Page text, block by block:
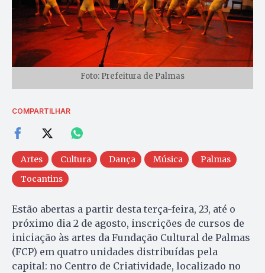
Foto: Prefeitura de Palmas
COMPARTILHAR
Artes Cultura Dança Música
Palmas
Tocantins
Estão abertas a partir desta terça-feira, 23, até o
próximo dia 2 de agosto, inscrições de cursos de
iniciação às artes da Fundação Cultural de Palmas
(FCP) em quatro unidades distribuídas pela
capital: no Centro de Criatividade, localizado no